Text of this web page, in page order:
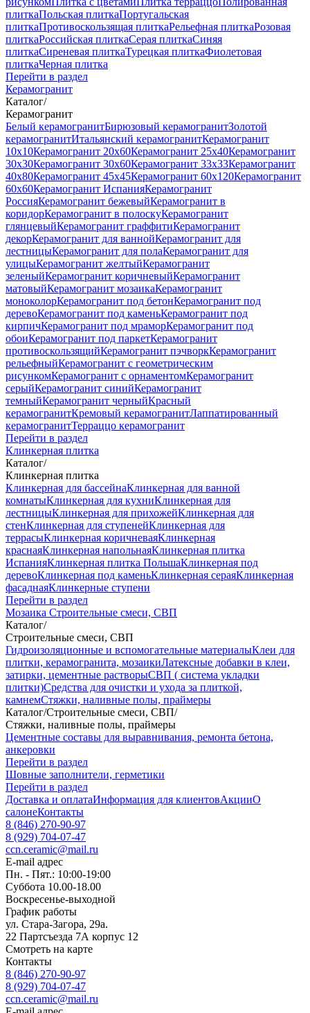
плиткаПольская плиткаПортугальская
плиткаПротивоскользящая плиткаРельефная плиткаРозовая
плиткаРоссийская плиткаСерая плиткаСиняя
плиткаСиреневая плиткаТурецкая плиткаФиолетовая
плиткаЧерная плитка
Перейти в раздел
Керамогранит
Каталог/
Керамогранит
Белый керамогранитБирюзовый керамогранитЗолотой
керамогранитИтальянский керамогранитКерамогранит
10x10Керамогранит 20x60Керамогранит 25x40Керамогранит
30x30Керамогранит 30x60Керамогранит 33x33Керамогранит
40x80Керамогранит 45x45Керамогранит 60x120Керамогранит
60x60Керамогранит ИспанияКерамогранит
РоссияКерамогранит бежевыйКерамогранит в
коридорКерамогранит в полоскуКерамогранит
глянцевыйКерамогранит граффитиКерамогранит
декорКерамогранит для ваннойКерамогранит для
лестницыКерамогранит для полаКерамогранит для
улицыКерамогранит желтыйКерамогранит
зеленыйКерамогранит коричневыйКерамогранит
матовыйКерамогранит мозаикаКерамогранит
моноколорКерамогранит под бетонКерамогранит под
деревоКерамогранит под каменьКерамогранит под
кирпичКерамогранит под мраморКерамогранит под
обоиКерамогранит под паркетКерамогранит
противоскользящийКерамогранит пэчворкКерамогранит
рельефныйКерамогранит с геометрическим
рисункомКерамогранит с орнаментомКерамогранит
серыйКерамогранит синийКерамогранит
темныйКерамогранит черныйКрасный
керамогранитКремовый керамогранитЛаппатированный
керамогранитТерраццо керамогранит
Перейти в раздел
Клинкерная плитка
Каталог/
Клинкерная плитка
Клинкерная для бассейнаКлинкерная для ванной
комнатыКлинкерная для кухниКлинкерная для
лестницыКлинкерная для прихожейКлинкерная для
стенКлинкерная для ступенейКлинкерная для
террасыКлинкерная коричневаяКлинкерная
краснаяКлинкерная напольнаяКлинкерная плитка
ИспанияКлинкерная плитка ПольшаКлинкерная под
деревоКлинкерная под каменьКлинкерная сераяКлинкерная
фасаднаяКлинкерные ступени
Перейти в раздел
Мозаика Строительные смеси, СВП
Каталог/
Строительные смеси, СВП
Гидроизоляционные и вспомогательные материалыКлеи для
плитки, керамогранита, мозаикиЛатексные добавки в клеи,
затирки, цементные растворыСВП ( система укладки
плитки)Средства для очистки и ухода за плиткой,
камнемСтяжки, наливные полы, праймеры
Каталог/Строительные смеси, СВП/
Стяжки, наливные полы, праймеры
Цементные составы для выравнивания, ремонта бетона,
анкеровки
Перейти в раздел
Шовные заполнители, герметики
Перейти в раздел
Доставка и оплатаИнформация для клиентовАкцииО
салонеКонтакты
8 (846) 270-90-97
8 (929) 704-07-47
ccn.ceramic@mail.ru
E-mail адрес
Пн. - Пят.: 10:00-19:00
Суббота 10.00-18.00
Воскресенье-выходной
График работы
ул. Стара-Загора, 29а.
22 Партсъезда 7А корпус 12
Смотреть на карте
Контакты
8 (846) 270-90-97
8 (929) 704-07-47
ccn.ceramic@mail.ru